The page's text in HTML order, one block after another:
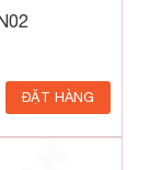
ĐẶT HÀNG